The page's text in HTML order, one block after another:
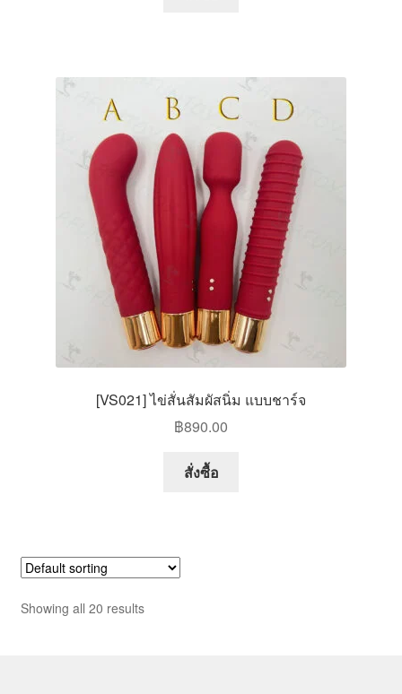
variants.
The
options
may
be
chosen
on
the
product
page
[VS021] ไข่สั่นสัมผัสนิ่ม แบบชาร์จ
฿890.00
สั่งซื้อ
Showing all 20 results